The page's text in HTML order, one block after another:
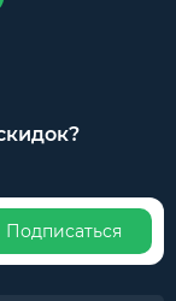
Подписаться